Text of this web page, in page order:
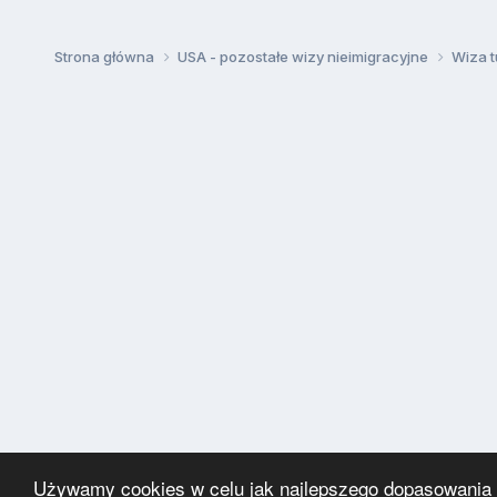
Używamy cookies w celu jak najlepszego
Strona główna USA - pozostałe wizy nieimigracyjne Wiza